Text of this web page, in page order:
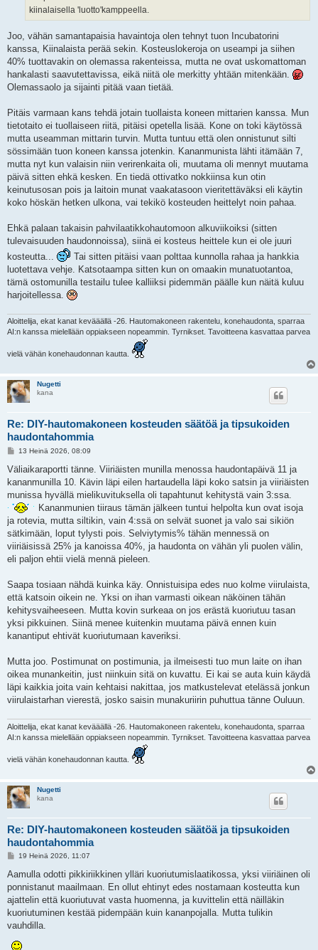
kiinalaisella 'luotto'kamppeella.
Joo, vähän samantapaisia havaintoja olen tehnyt tuon Incubatorini
kanssa, Kiinalaista perää sekin. Kosteuslokeroja on useampi ja siihen
40% tuottavakin on olemassa rakenteissa, mutta ne ovat uskomattoman
hankalasti saavutettavissa, eikä niitä ole merkitty yhtään mitenkään.
Olemassaolo ja sijainti pitää vaan tietää.
Pitäis varmaan kans tehdä jotain tuollaista koneen mittarien kanssa. Mun
tietotaito ei tuollaiseen riitä, pitäisi opetella lisää. Kone on toki käytössä
mutta useamman mittarin turvin. Mutta tuntuu että olen onnistunut silti
sössimään tuon koneen kanssa jotenkin. Kananmunista lähti itämään 7,
mutta nyt kun valaisin niin verirenkaita oli, muutama oli mennyt muutama
päivä sitten ehkä kesken. En tiedä ottivatko nokkiinsa kun otin
keinutusosan pois ja laitoin munat vaakatasoon vieritettäväksi eli käytin
koko höskän hetken ulkona, vai tekikö kosteuden heittelyt noin pahaa.
Ehkä palaan takaisin pahvilaatikkohautomoon alkuviikoiksi (sitten
tulevaisuuden haudonnoissa), siinä ei kosteus heittele kun ei ole juuri
kosteutta...
Tai sitten pitäisi vaan polttaa kunnolla rahaa ja hankkia
luotettava vehje. Katsotaampa sitten kun on omaakin munatuotantoa,
tämä ostomunilla testailu tulee kalliiksi pidemmän päälle kun näitä kuluu
harjoitellessa.
Aloittelija, ekat kanat kevääällä -26. Hautomakoneen rakentelu, konehaudonta, sparraa
AI:n kanssa mielellään oppiakseen nopeammin. Tyrnikset. Tavoitteena kasvattaa parvea
vielä vähän konehaudonnan kautta.
Nugetti
kana
Re: DIY-hautomakoneen kosteuden säätöä ja tipsukoiden
haudontahommia
V
e
t
i
13 Heinä 2026, 08:09
Väliaikaraportti tänne. Viiriäisten munilla menossa haudontapäivä 11 ja
kananmunilla 10. Kävin läpi eilen hartaudella läpi koko satsin ja viiriäisten
munissa hyvällä mielikuvituksella oli tapahtunut kehitystä vain 3:ssa.
Kananmunien tiiraus tämän jälkeen tuntui helpolta kun ovat isoja
ja rotevia, mutta siltikin, vain 4:ssä on selvät suonet ja valo sai sikiön
sätkimään, loput tylysti pois. Selviytymis% tähän mennessä on
viiriäisissä 25% ja kanoissa 40%, ja haudonta on vähän yli puolen välin,
eli paljon ehtii vielä mennä pieleen.
Saapa tosiaan nähdä kuinka käy. Onnistuisipa edes nuo kolme viirulaista,
että katsoin oikein ne. Yksi on ihan varmasti oikean näköinen tähän
kehitysvaiheeseen. Mutta kovin surkeaa on jos erästä kuoriutuu tasan
yksi pikkuinen. Siinä menee kuitenkin muutama päivä ennen kuin
kanantiput ehtivät kuoriutumaan kaveriksi.
Mutta joo. Postimunat on postimunia, ja ilmeisesti tuo mun laite on ihan
oikea munankeitin, just niinkuin sitä on kuvattu. Ei kai se auta kuin käydä
läpi kaikkia joita vain kehtaisi nakittaa, jos matkustelevat etelässä jonkun
viirulaistarhan vierestä, josko saisin munakuriirin puhuttua tänne Ouluun.
Aloittelija, ekat kanat kevääällä -26. Hautomakoneen rakentelu, konehaudonta, sparraa
AI:n kanssa mielellään oppiakseen nopeammin. Tyrnikset. Tavoitteena kasvattaa parvea
vielä vähän konehaudonnan kautta.
Nugetti
kana
Re: DIY-hautomakoneen kosteuden säätöä ja tipsukoiden
haudontahommia
V
e
t
i
19 Heinä 2026, 11:07
Aamulla odotti pikkiriikkinen ylläri kuoriutumislaatikossa, yksi viiriäinen oli
ponnistanut maailmaan. En ollut ehtinyt edes nostamaan kosteutta kun
ajattelin että kuoriutuvat vasta huomenna, ja kuvittelin että näilläkin
kuoriutuminen kestää pidempään kuin kananpojalla. Mutta tulikin
vauhdilla.